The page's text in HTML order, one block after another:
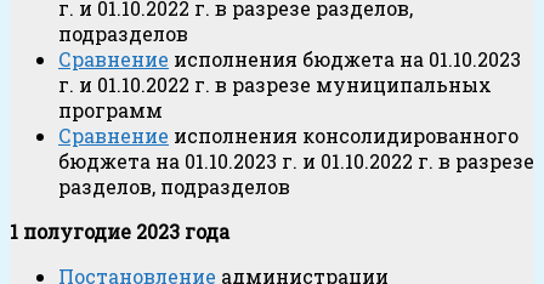
г. и 01.10.2022 г. в разрезе разделов,
подразделов
Сравнение исполнения бюджета на 01.10.2023
г. и 01.10.2022 г. в разрезе муниципальных
программ
Сравнение исполнения консолидированного
бюджета на 01.10.2023 г. и 01.10.2022 г. в разрезе
разделов, подразделов
1 полугодие 2023 года
Постановление администрации